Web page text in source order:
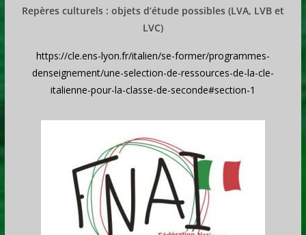
Repères culturels : objets d’étude possibles (LVA, LVB et
LVC)
https://cle.ens-lyon.fr/italien/se-former/programmes-
denseignement/une-selection-de-ressources-de-la-cle-
italienne-pour-la-classe-de-seconde#section-1